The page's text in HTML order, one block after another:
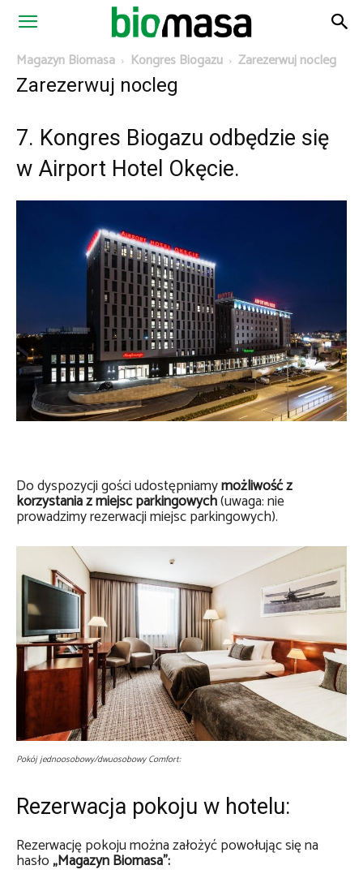
Magazyn
Biomasa
Magazyn Biomasa Kongres Biogazu Zarezerwuj nocleg
Zarezerwuj nocleg
7. Kongres Biogazu odbędzie się
w Airport Hotel Okęcie.
Do dyspozycji gości udostępniamymożliwość z
korzystania z miejsc parkingowych(uwaga: nie
prowadzimy rezerwacji miejsc parkingowych).
Pokój jednoosobowy/dwuosobowy Comfort:
Rezerwacja pokoju w hotelu:
Rezerwację pokoju można założyć powołując się na
hasło„Magazyn Biomasa”: